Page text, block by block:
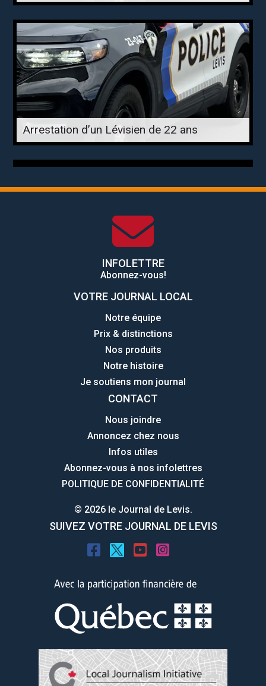
Arrestation d’un Lévisien de 22 ans
INFOLETTRE
Abonnez-vous!
VOTRE JOURNAL LOCAL
Notre équipe
Prix & distinctions
Nos produits
Notre histoire
Je soutiens mon journal
CONTACT
Nous joindre
Annoncez chez nous
Infos utiles
Abonnez-vous à nos infolettres
POLITIQUE DE CONFIDENTIALITÉ
© 2026 le Journal de Levis.
SUIVEZ VOTRE JOURNAL DE LEVIS